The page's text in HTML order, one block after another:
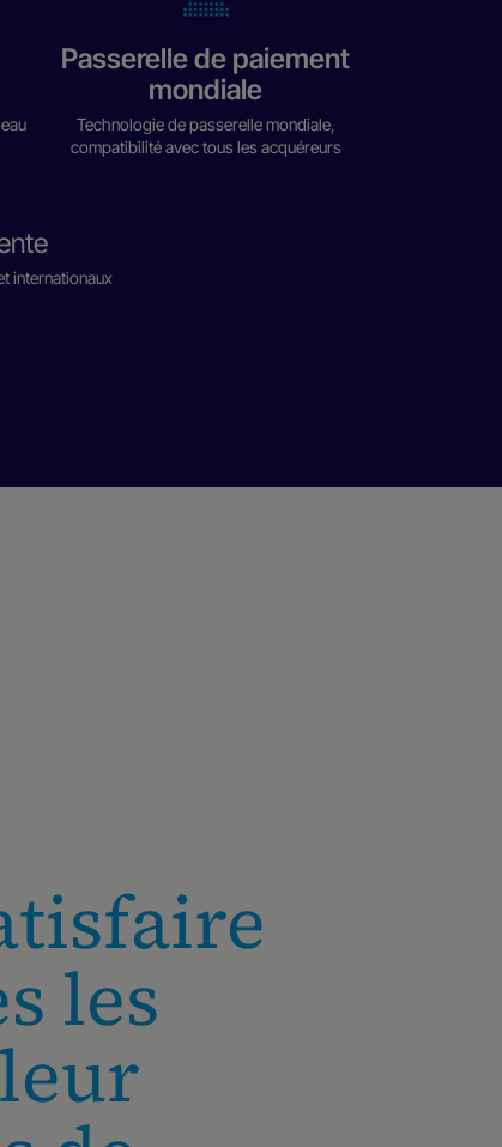
Passerelle de paiement
mondiale
Technologie de passerelle mondiale,
compatibilité avec tous les acquéreurs
internationaux
les